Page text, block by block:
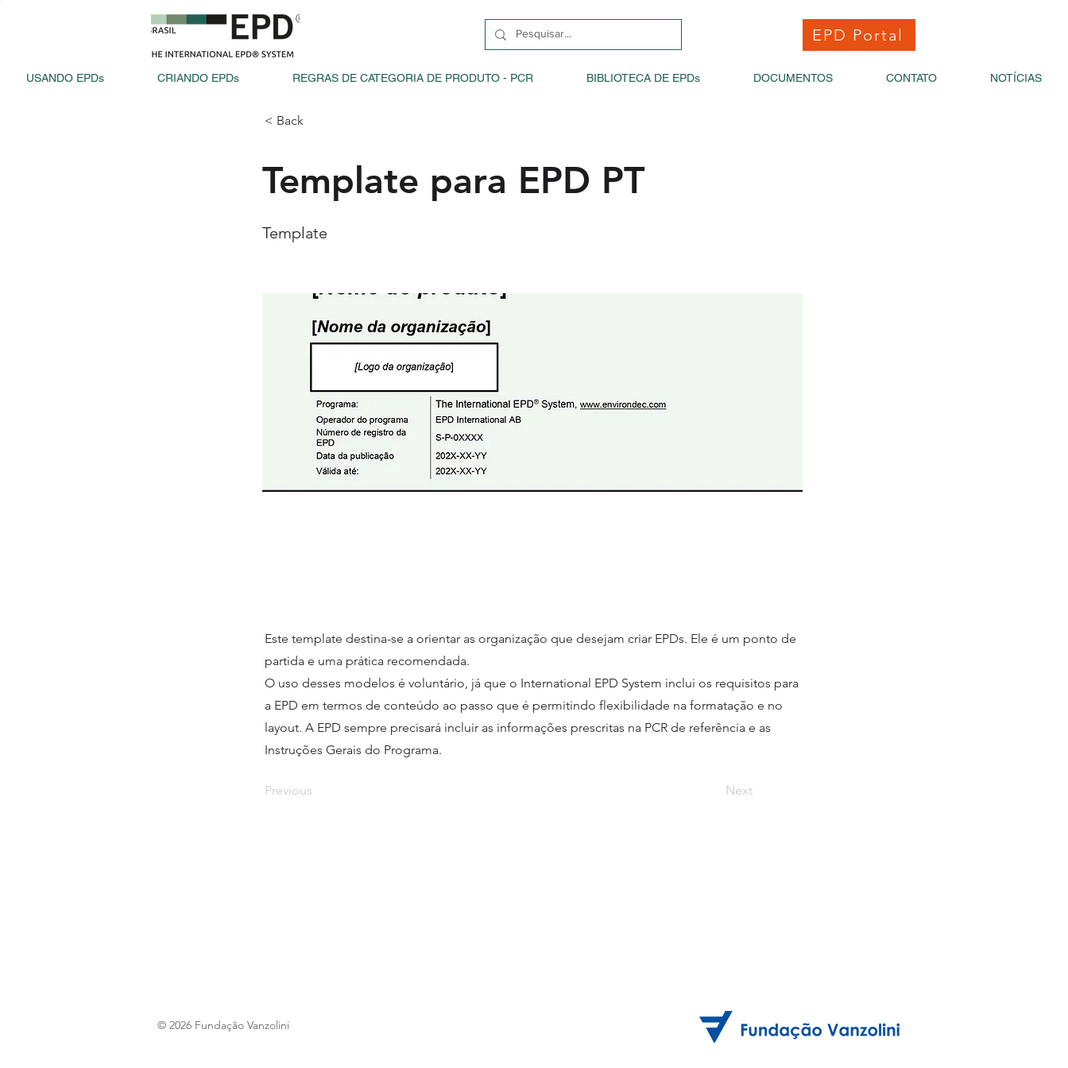
EPD Portal
USANDO EPDs CRIANDO EPDs REGRAS DE CATEGORIA DE PRODUTO - PCR BIBLIOTECA DE EPDs DOCUMENTOS CONTATO NOTÍCIAS
< Back
Template para EPD PT
Template
Este template destina-se a orientar as organização que desejam criar EPDs. Ele é um ponto de
partida e uma prática recomendada.
O uso desses modelos é voluntário, já que o International EPD System inclui os requisitos para
a EPD em termos de conteúdo ao passo que é permitindo flexibilidade na formatação e no
layout. A EPD sempre precisará incluir as informações prescritas na PCR de referência e as
Instruções Gerais do Programa.
Previous Next
© 2026 Fundação Vanzolini